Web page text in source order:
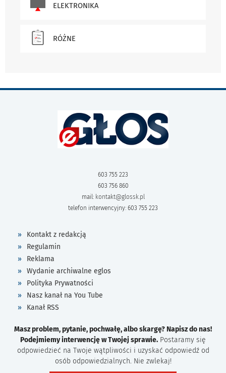
ELEKTRONIKA
RÓŻNE
603 755 223
603 756 860
mail: kontakt@glossk.pl
telefon interwencyjny: 603 755 223
Kontakt z redakcją
Regulamin
Reklama
Wydanie archiwalne eglos
Polityka Prywatności
Nasz kanał na You Tube
Kanał RSS
Masz problem, pytanie, pochwałę, albo skargę? Napisz do nas!
Podejmiemy interwencję w Twojej sprawie. Postaramy się
odpowiedzieć na Twoje wątpliwości i uzyskać odpowiedź od
osób odpowiedzialnych. Nie zwlekaj!